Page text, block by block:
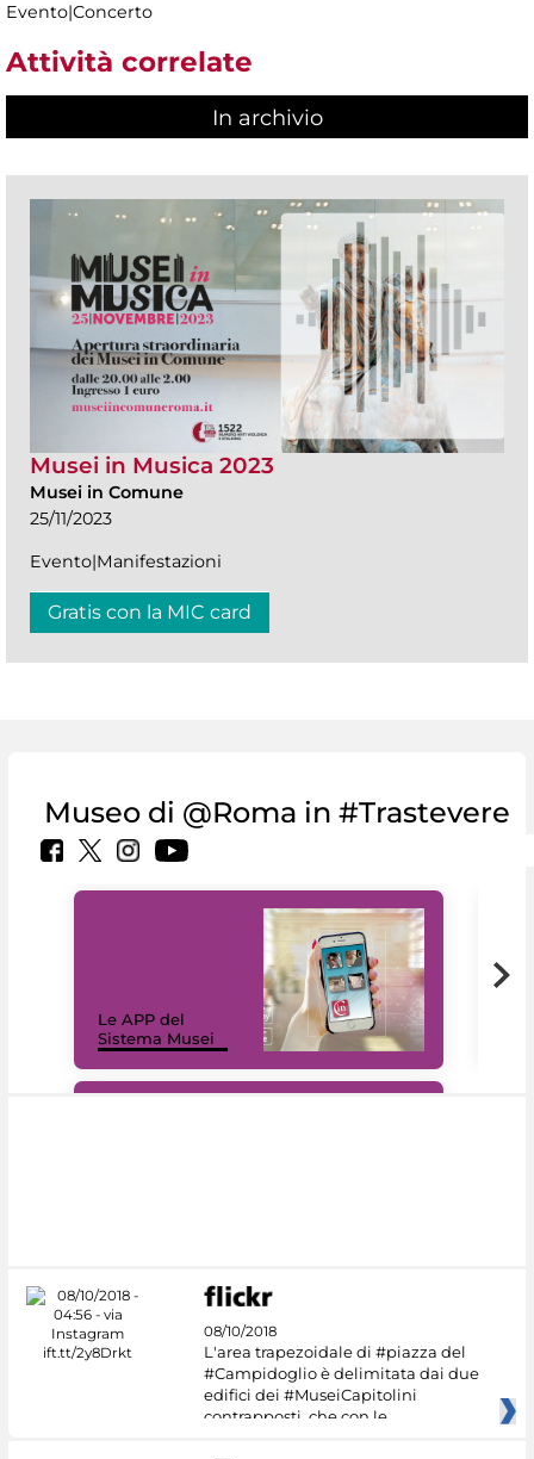
Evento|Concerto
Attività correlate
In archivio
Musei in Musica 2023
Musei in Comune
25/11/2023
Evento|Manifestazioni
Gratis con la MIC card
Museo di @Roma in #Trastevere
Le APP del
Sistema Musei
08/10/2018
L'area trapezoidale di #piazza del
#Campidoglio è delimitata dai due
edifici dei #MuseiCapitolini
contrapposti, che con le